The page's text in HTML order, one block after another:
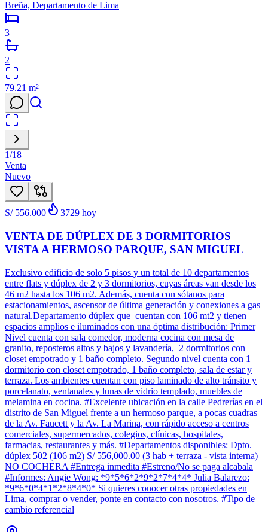
Breña, Departamento de Lima
3
2
79.21 m²
1/18
Venta
Nuevo
S/ 556.000 3729 hoy
VENTA DE DÚPLEX DE 3 DORMITORIOS
VISTA A HERMOSO PARQUE, SAN MIGUEL
Exclusivo edificio de solo 5 pisos y un total de 10 departamentos
entre flats y dúplex de 2 y 3 dormitorios, cuyas áreas van desde los
46 m2 hasta los 106 m2. Además, cuenta con sótanos para
estacionamientos, ascensor de última generación y conexiones a gas
natural.Departamento dúplex que cuentan con 106 mt2 y tienen
espacios amplios e iluminados con una óptima distribución: Primer
Nivel cuenta con sala comedor, moderna cocina con mesa de
granito, reposteros altos y bajos y lavandería, 2 dormitorios con
closet empotrado y 1 baño completo. Segundo nivel cuenta con 1
dormitorio con closet empotrado, 1 baño completo, sala de estar y
terraza. Los ambientes cuentan con piso laminado de alto tránsito y
porcelanato, ventanales y lunas de vidrio templado, muebles de
melamina en cocina. #Excelente ubicación en la calle Pedrerías en el
distrito de San Miguel frente a un hermoso parque, a pocas cuadras
de la Av. Faucett y la Av. La Marina, con rápido acceso a centros
comerciales, supermercados, colegios, clínicas, hospitales,
farmacias, restaurantes y más. #Departamentos disponibles: Dpto.
dúplex 502 (106 m2) S/ 556,000.00 (3 hab + terraza - vista interna)
NO COCHERA #Entrega inmedita #Estreno/No se paga alcabala
#Informes: Angie Wong: *9*5*6*2*9*2*7*4*4* Julia Balarezo:
*9*6*0*4*1*2*8*4*0* Si quieres conocer otras propiedades en
Lima, comprar o vender, ponte en contacto con nosotros. #Tipo de
cambio referencial